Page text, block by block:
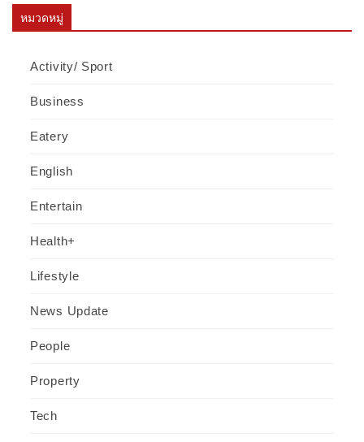
หมวดหมู่
Activity/ Sport
Business
Eatery
English
Entertain
Health+
Lifestyle
News Update
People
Property
Tech